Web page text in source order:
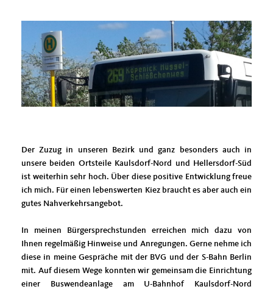
Der Zuzug in unseren Bezirk und ganz besonders auch in
unsere beiden Ortsteile Kaulsdorf-Nord und Hellersdorf-Süd
ist weiterhin sehr hoch. Über diese positive Entwicklung freue
ich mich. Für einen lebenswerten Kiez braucht es aber auch ein
gutes Nahverkehrsangebot.
In meinen Bürgersprechstunden erreichen mich dazu von
Ihnen regelmäßig Hinweise und Anregungen. Gerne nehme ich
diese in meine Gespräche mit der BVG und der S-Bahn Berlin
mit. Auf diesem Wege konnten wir gemeinsam die Einrichtung
einer Buswendeanlage am U-Bahnhof Kaulsdorf-Nord